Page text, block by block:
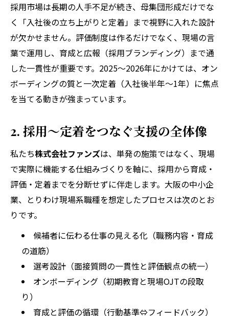
採用市場は長期の人手不足が続き、母集団形成だけでな
く「入社後の立ち上がりと定着」まで視野に入れた設計
が欠かせません。評価制度は作るだけでなく、現場の言
葉で運用し、育成と広報（採用ブランディング）まで通
した一貫性が重要です。2025〜2026年にかけては、オン
ボーディングの質と一次定着（入社後半年〜1年）に焦点
を当てる動きが強まっています。
2. 採用〜定着をつなぐ支援の全体像
私たち株式会社ファンズは、単発の施策ではなく、現場
で実際に機能する仕組みづくりを軸に、採用から育成・
評価・定着までを分断せずに伴走します。大阪の中小企
業、とりわけ現場系職種を想定したプロセスは次のとお
りです。
候補者に伝わる仕事の見える化（職務内容・育成
の道筋）
選考設計（面接質問の一貫性と評価観点の統一）
オンボーディング（初期教育と現場OJTの段取
り）
育成と評価の循環（行動基準⇔フィードバック）